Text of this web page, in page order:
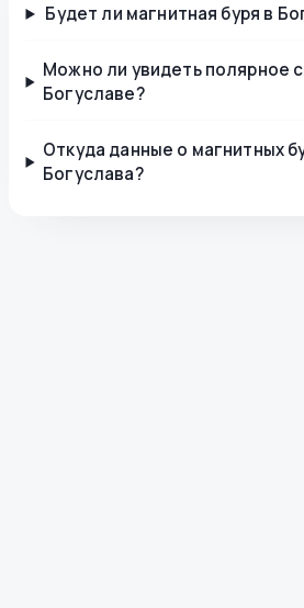
Будет ли магнитная буря в
Можно ли увидеть полярное
Богуславе?
Откуда данные о магнитных
Богуслава?